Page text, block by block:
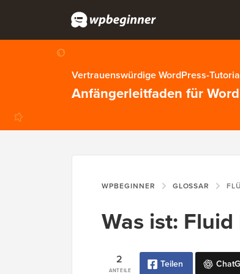
Vertrauenswürdige WordPress-
Anfängerleitfaden für
WPBEGINNER GLOSSAR
Was ist:
ANTEILE
2 Teilen